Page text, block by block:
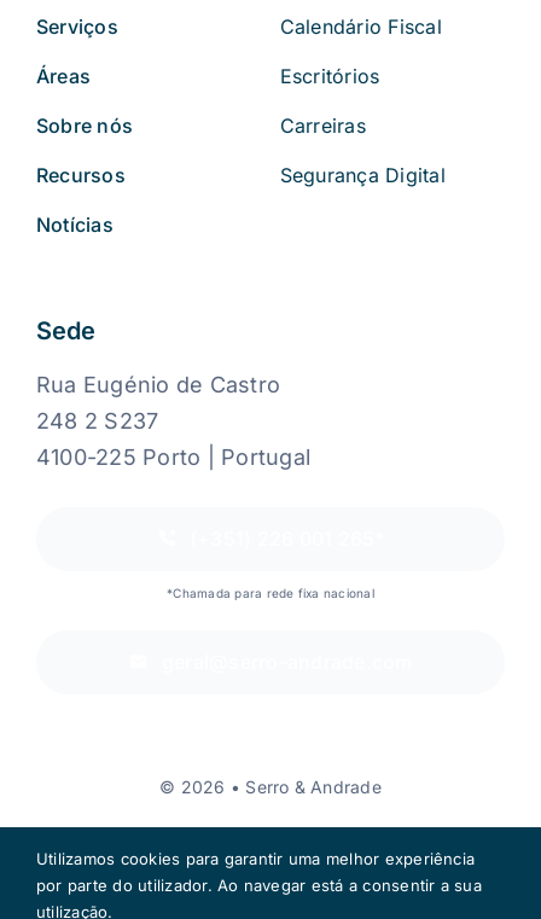
Serviços
Áreas
Sobre nós
Recursos
Notícias
Calendário Fiscal
Escritórios
Carreiras
Segurança Digital
Sede
Rua Eugénio de Castro
248 2 S237
4100-225 Porto | Portugal
*Chamada para rede fixa nacional
© 2026 • Serro & Andrade
Utilizamos cookies para garantir uma melhor experiência
por parte do utilizador. Ao navegar está a consentir a sua
utilização.